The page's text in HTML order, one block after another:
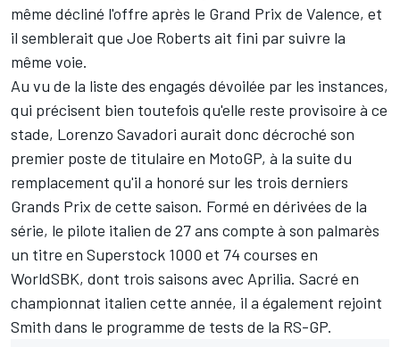
même décliné l'offre après le Grand Prix de Valence, et
il semblerait que Joe Roberts ait fini par suivre la
même voie.
Au vu de la liste des engagés dévoilée par les instances,
qui précisent bien toutefois qu'elle reste provisoire à ce
stade, Lorenzo Savadori aurait donc décroché son
premier poste de titulaire en MotoGP, à la suite du
remplacement qu'il a honoré sur les trois derniers
Grands Prix de cette saison. Formé en dérivées de la
série, le pilote italien de 27 ans compte à son palmarès
un titre en Superstock 1000 et 74 courses en
WorldSBK, dont trois saisons avec Aprilia. Sacré en
championnat italien cette année, il a également rejoint
Smith dans le programme de tests de la RS-GP.